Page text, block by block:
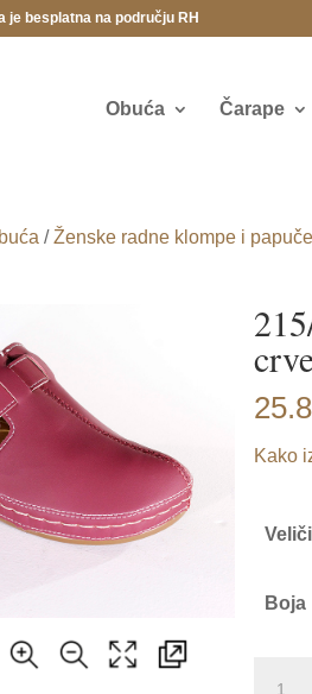
je besplatna na području RH
Obuća Čarape
/Ženske radne klompe i papuče
Kako
Boja